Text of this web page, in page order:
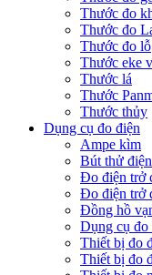
Thước đo
Thước đo
Thước đo lỗ
Thước eke
Thước lá
Thước
Thước thủy
Dụng cụ đo điện
Ampe kìm
Bút thử điện
Đo điện trở
Đo điện trở
Đồng hồ
Dụng cụ đo
Thiết bị đo
Thiết bị đo